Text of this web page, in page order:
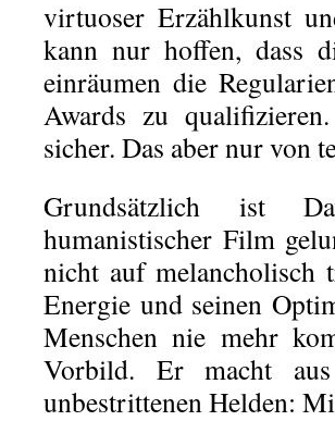
virtuoser Erzählkunst
kann nur hoffen, dass
einräumen die
Awards zu
sicher. Das aber nur von
Grundsätzlich ist
humanistischer Film
nicht auf melancholisch
Energie und seinen
Menschen nie mehr
Vorbild. Er macht
unbestrittenen Helden: